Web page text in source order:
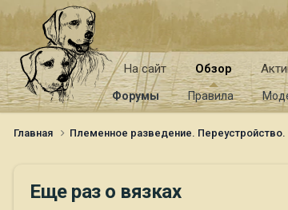
На сайт Обзор
Форумы Правила
Главная Племенное разведение. Переустройство.
Еще раз о вязках